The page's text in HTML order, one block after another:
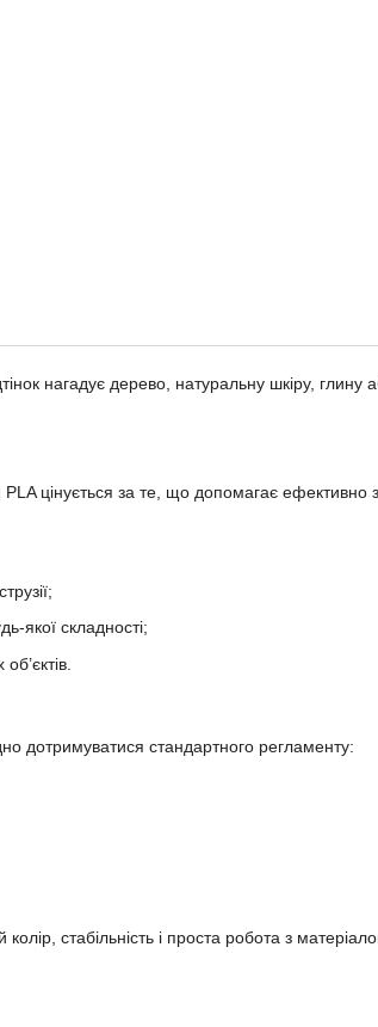
нагадує дерево, натуральну шкіру, глину
цінується за те, що допомагає ефективно
якої складності;
дотримуватися стандартного регламенту:
стабільність і проста робота з